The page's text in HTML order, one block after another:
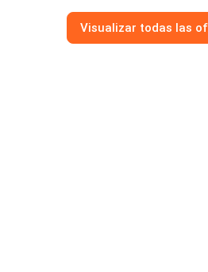
Visualizar todas las